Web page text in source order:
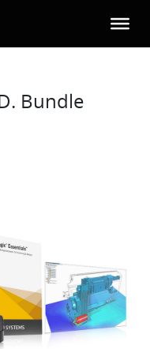
Bundle